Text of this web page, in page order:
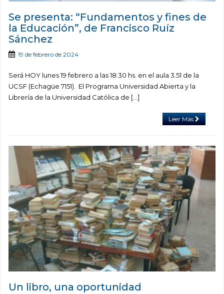
Se presenta: “Fundamentos y fines de
la Educación”, de Francisco Ruíz
Sánchez
19 de febrero de 2024
Será HOY lunes 19 febrero a las 18:30 hs. en el aula 3.51 de la
UCSF (Echagüe 7151). El Programa Universidad Abierta y la
Librería de la Universidad Católica de […]
Leer Más
Un libro, una oportunidad